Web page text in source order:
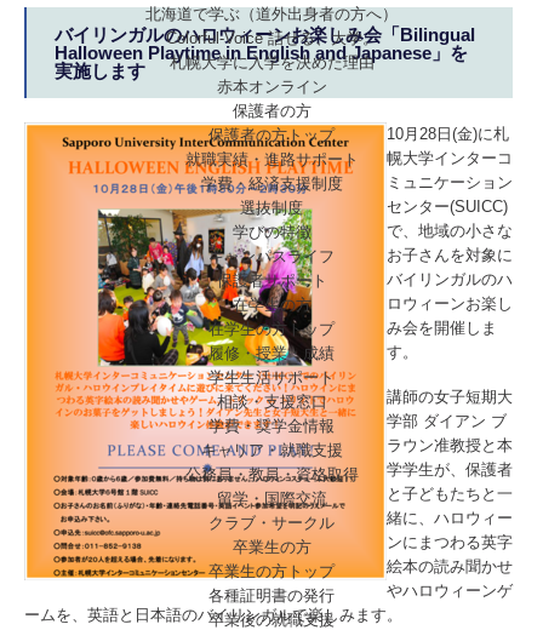
北海道で学ぶ （道外出身者の方へ）
Colorful-Voice話せる、大学。
札幌大学に入学を決めた理由
赤本オンライン
保護者の方
保護者の方トップ
就職実績・進路サポート
学費・経済支援制度
選抜制度
学びの特徴
キャンパスライフ
保護者サポート
在学生の方
在学生の方トップ
履修・授業・成績
学生生活サポート
相談・支援窓口
学費・奨学金情報
キャリア・就職支援
公務員・教員・資格取得
留学・国際交流
クラブ・サークル
卒業生の方
卒業生の方トップ
各種証明書の発行
卒業後の就職支援
バイリンガルのハロウィーンお楽しみ会「Bilingual
Halloween Playtime in English and Japanese」を
実施します
10月28日(金)に札
幌大学インターコ
ミュニケーション
センター(SUICC)
で、地域の小さな
お子さんを対象に
バイリンガルのハ
ロウィーンお楽し
み会を開催しま
す。
講師の女子短期大
学部 ダイアン ブ
ラウン准教授と本
学学生が、保護者
と子どもたちと一
緒に、ハロウィー
ンにまつわる英字
絵本の読み聞かせ
やハロウィーンゲ
ームを、英語と日本語のバイリンガルで楽しみます。